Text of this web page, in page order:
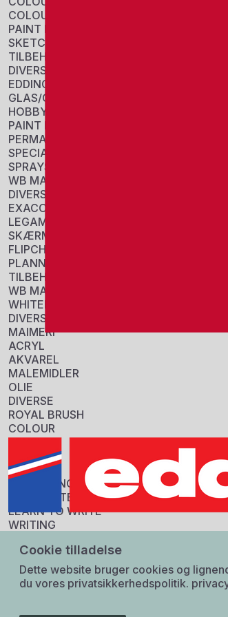
COLOUR PENCIL
PAINT PANS
SKETCH
TILBEHØR
DIVERSE
EDDING
GLAS/CHALK MARKERS
HOBBY/COLORING
PAINT MARKERS
PERMANENT MARKERS
SPECIAL MARKERS
SPRAYS
WB MARKERS
DIVERSE
EXACOMPTA
LEGAMASTER
SKÆRME
FLIPCHARTS
PLANNERS
TILBEHØR
WB MARKERS
WHITEBOARDS
DIVERSE
MAIMERI
ACRYL
AKVAREL
MALEMIDLER
OLIE
DIVERSE
ROYAL BRUSH
COLOUR
PENSLER
DIVERSE
STABILO
COLOURING
HIGHLIGHTERS
LEARN TO WRITE
WRITING
TOUCH
TOUCH
TOUCH SÆT
Sku:
601102
Tarif:
Cookie tilladelse
Dette website bruger cookies og
du vores privatsikkerhedspolitik.